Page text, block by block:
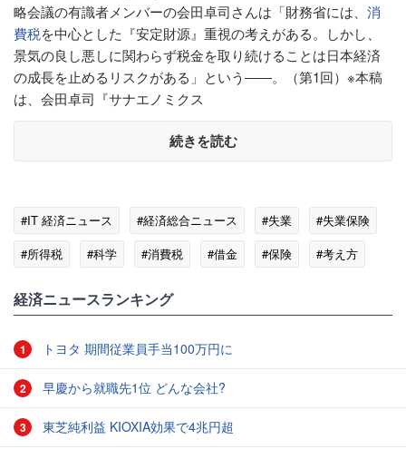
略会議の有識者メンバーの会田卓司さんは「財務省には、 消
費税を中心とした『安定財源』重視の考えがある。しかし、
景気の良し悪しに関わらず税金を取り続けることは日本経済
の成長を止めるリスクがある」という――。（第1回）※本稿
は、会田卓司『サナエノミクス
続きを読む
#IT 経済ニュース #経済総合ニュース #失業
#失業保険
#所得税
#科学 #消費税 #借金 #保険
#考え方
経済ニュースランキング
1 トヨタ 期間従業員手当100万円に
2 早慶から就職先1位 どんな会社?
3 東芝純利益 KIOXIA効果で4兆円超